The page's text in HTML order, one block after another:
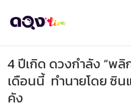
4 ปีเกิด ดวงกำลัง “พ
เดือนนี้ ทำนายโดย ซิ
คัง